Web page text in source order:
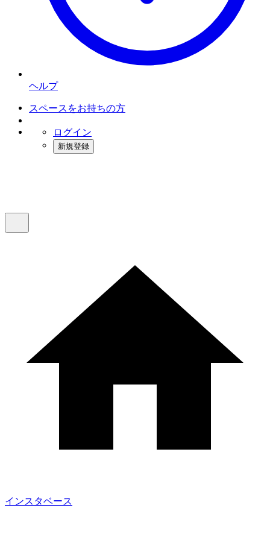
ヘルプ
スペースをお持ちの方
ログイン
新規登録
インスタベース